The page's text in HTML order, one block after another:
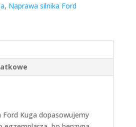
, Naprawa silnika Ford
Ford Kuga dopasowujemy